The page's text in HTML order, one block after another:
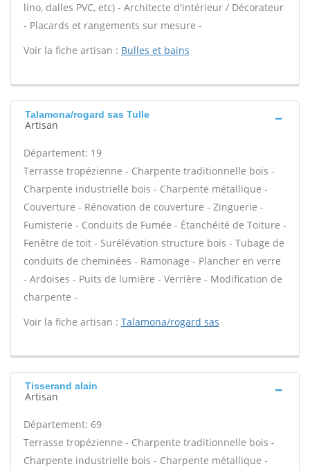
lino, dalles PVC, etc) - Architecte d'intérieur / Décorateur
- Placards et rangements sur mesure -
Voir la fiche artisan : Bulles et bains
Talamona/rogard sas Tulle
Artisan
Département: 19
Terrasse tropézienne - Charpente traditionnelle bois -
Charpente industrielle bois - Charpente métallique -
Couverture - Rénovation de couverture - Zinguerie -
Fumisterie - Conduits de Fumée - Étanchéité de Toiture -
Fenêtre de toit - Surélévation structure bois - Tubage de
conduits de cheminées - Ramonage - Plancher en verre
- Ardoises - Puits de lumière - Verrière - Modification de
charpente -
Voir la fiche artisan : Talamona/rogard sas
Tisserand alain
Artisan
Département: 69
Terrasse tropézienne - Charpente traditionnelle bois -
Charpente industrielle bois - Charpente métallique -